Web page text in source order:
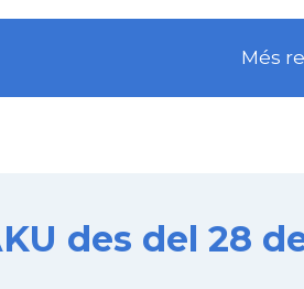
Més
des del 28